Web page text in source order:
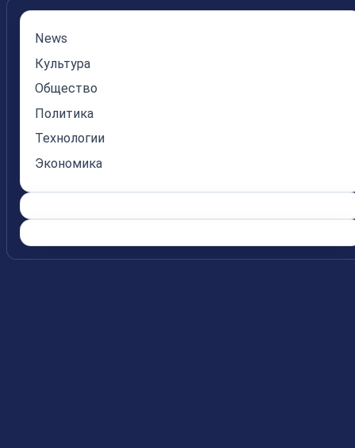
News
Культура
Общество
Политика
Технологии
Экономика